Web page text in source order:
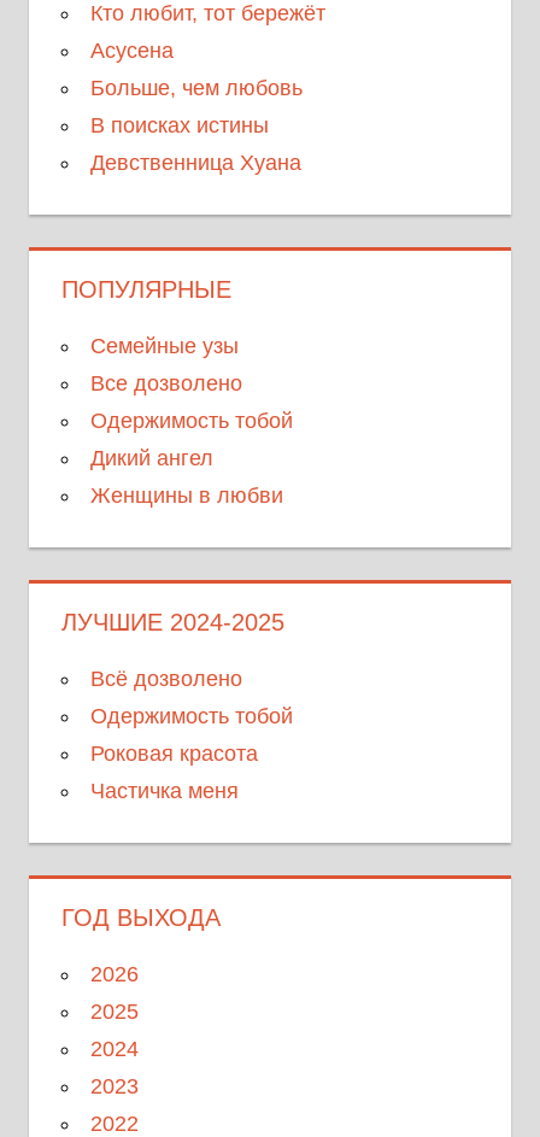
Кто любит, тот бережёт
Асусена
Больше, чем любовь
В поисках истины
Девственница Хуана
ПОПУЛЯРНЫЕ
Семейные узы
Все дозволено
Одержимость тобой
Дикий ангел
Женщины в любви
ЛУЧШИЕ 2024-2025
Всё дозволено
Одержимость тобой
Роковая красота
Частичка меня
ГОД ВЫХОДА
2026
2025
2024
2023
2022